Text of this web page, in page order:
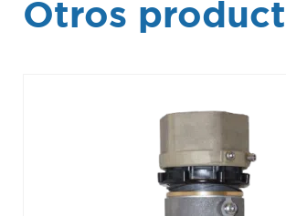
Otros